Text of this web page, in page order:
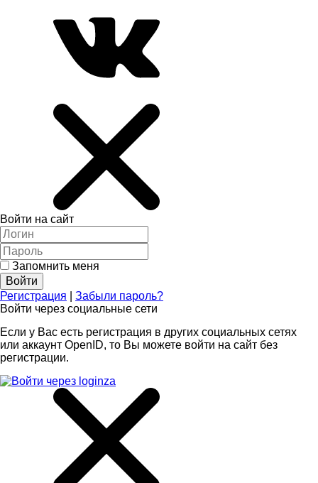
Войти на сайт
Запомнить меня
Регистрация
Забыли пароль?
Войти через социальные сети
Если у Вас есть регистрация в других социальных сетях
или аккаунт OpenID, то Вы можете войти на сайт без
регистрации.